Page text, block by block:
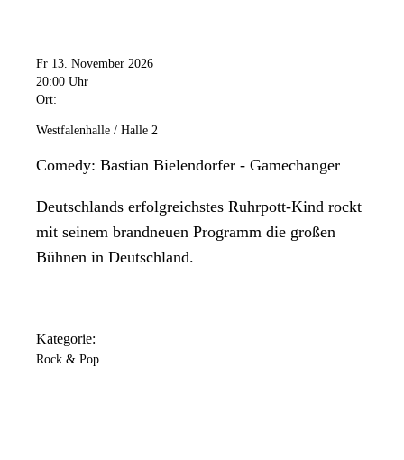
Fr 13. November 2026
20:00 Uhr
Ort:
Westfalenhalle / Halle 2
Comedy: Bastian Bielendorfer - Gamechanger
Deutschlands erfolgreichstes Ruhrpott-Kind rockt
mit seinem brandneuen Programm die großen
Bühnen in Deutschland.
Kategorie:
Rock & Pop